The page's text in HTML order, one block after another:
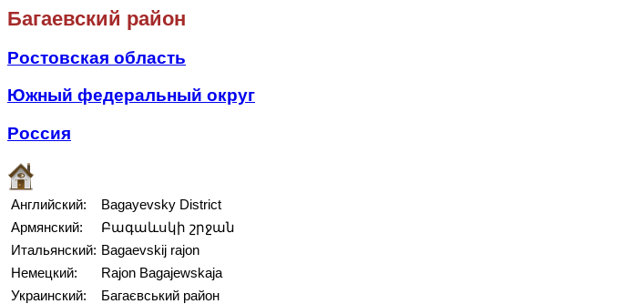
Багаевский район
Ростовская область
Южный федеральный округ
Россия
Английский:
Bagayevsky District
Армянский:
Բագաևսկի շրջան
Итальянский: Bagaevskij rajon
Немецкий:
Rajon Bagajewskaja
Украинский:
Багаєвський район